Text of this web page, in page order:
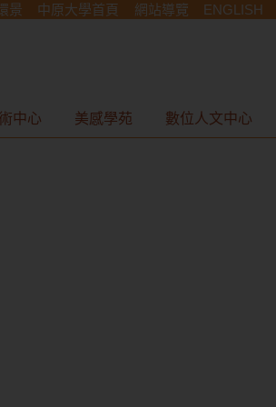
景 中原大學首頁 網站導覽 ENGLISH
中心 美感學苑 數位人文中心